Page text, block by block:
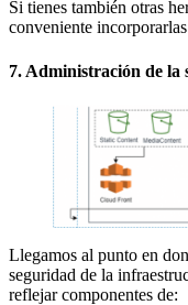
Si tienes también otras
conveniente incorporarlas
7. Administración de
Llegamos al punto en
seguridad de la
reflejar componentes de: